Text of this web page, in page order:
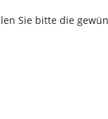
Sie bitte die